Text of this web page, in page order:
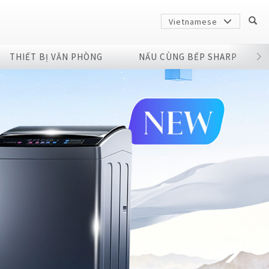
Vietnamese
THIẾT BỊ VĂN PHÒNG NẤU CÙNG BẾP SHARP